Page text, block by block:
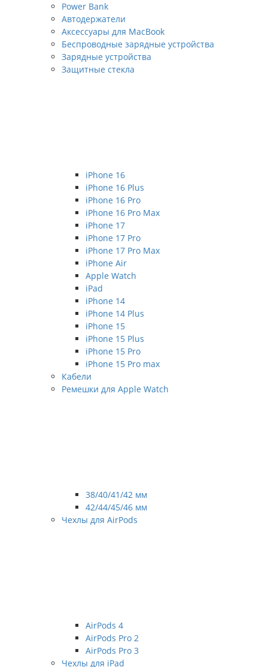
Power Bank
Автодержатели
Аксессуары для MacBook
Беспроводные зарядные устройства
Зарядные устройства
Защитные стекла
iPhone 16
iPhone 16 Plus
iPhone 16 Pro
iPhone 16 Pro Max
iPhone 17
iPhone 17 Pro
iPhone 17 Pro Max
iPhone Air
Apple Watch
iPad
iPhone 14
iPhone 14 Plus
iPhone 15
iPhone 15 Plus
iPhone 15 Pro
iPhone 15 Pro max
Кабели
Ремешки для Apple Watch
38/40/41/42 мм
42/44/45/46 мм
Чехлы для AirPods
AirPods 4
AirPods Pro 2
AirPods Pro 3
Чехлы для iPad